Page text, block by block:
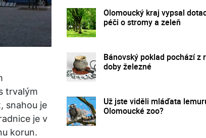
trvalým
snahou je
je v
korun.
Olomoucký kraj vypsal
péči o stromy a zeleň
Bánovský poklad pochází z
doby železné
Už jste viděli mláďata
Olomoucké zoo?